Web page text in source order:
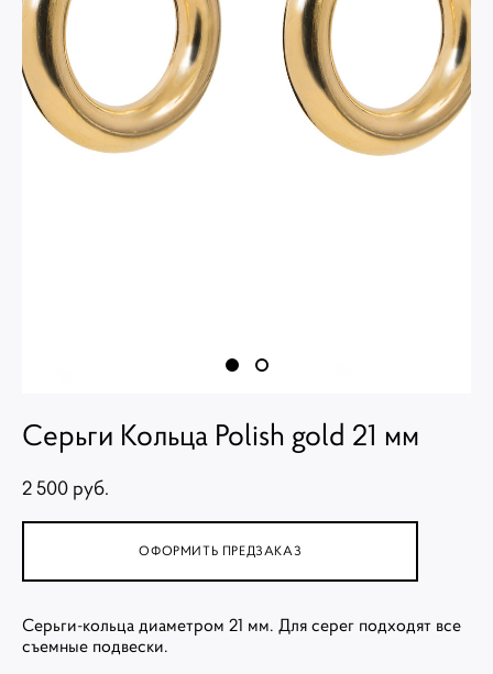
Серьги Кольца Polish gold 21 мм
2 500 pуб.
ОФОРМИТЬ ПРЕДЗАКАЗ
Серьги-кольца диаметром 21 мм. Для серег подходят все
съемные подвески.